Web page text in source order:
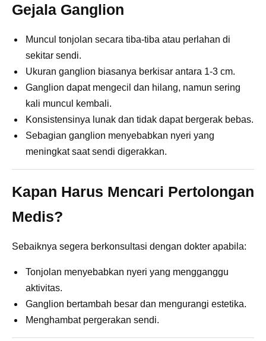
Gejala Ganglion
Muncul tonjolan secara tiba-tiba atau perlahan di
sekitar sendi.
Ukuran ganglion biasanya berkisar antara 1-3 cm.
Ganglion dapat mengecil dan hilang, namun sering
kali muncul kembali.
Konsistensinya lunak dan tidak dapat bergerak bebas.
Sebagian ganglion menyebabkan nyeri yang
meningkat saat sendi digerakkan.
Kapan Harus Mencari Pertolongan
Medis?
Sebaiknya segera berkonsultasi dengan dokter apabila:
Tonjolan menyebabkan nyeri yang mengganggu
aktivitas.
Ganglion bertambah besar dan mengurangi estetika.
Menghambat pergerakan sendi.